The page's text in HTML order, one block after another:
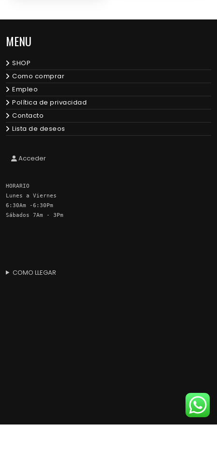
MENU
SHOP
Como comprar
Empleo
Política de privacidad
Contacto
Lista de deseos
Acceder
HORARIO
Lunes a Viernes
6:30Am -6:30Pm
Sábados 7Am - 3Pm
COMO LLEGAR